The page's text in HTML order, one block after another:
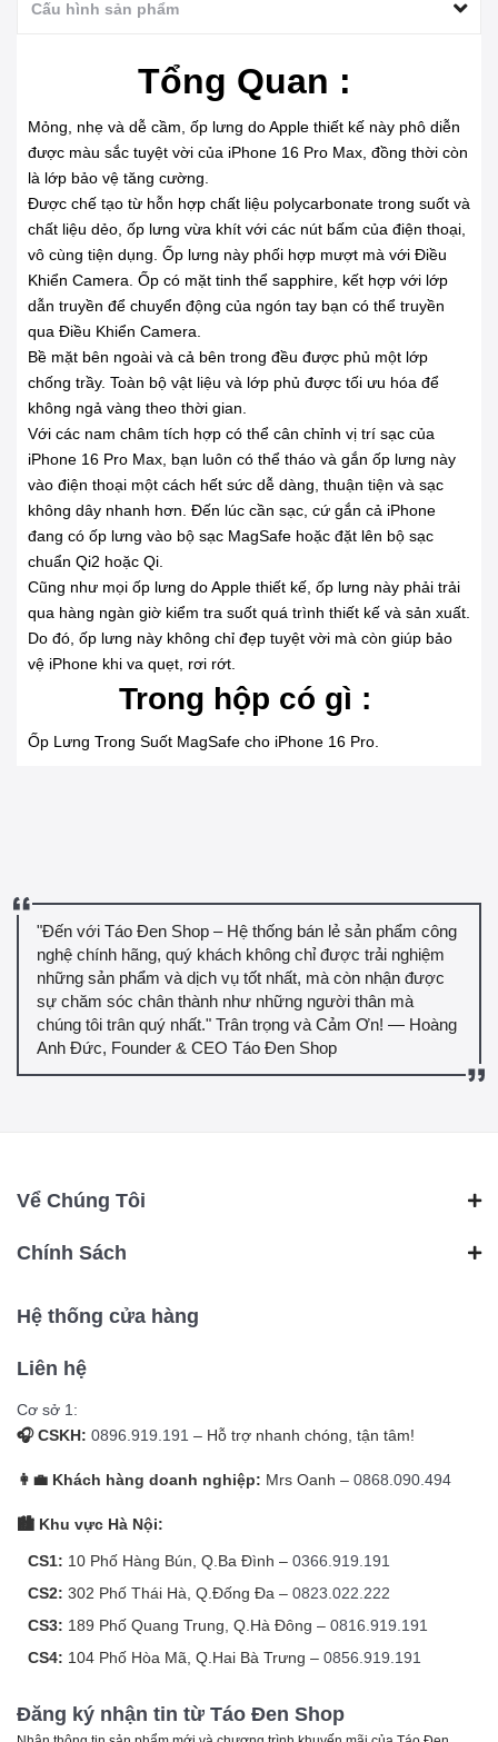
Cấu hình sản phẩm
Tổng Quan :
Mỏng, nhẹ và dễ cầm, ốp lưng do Apple thiết kế này phô diễn
được màu sắc tuyệt vời của iPhone 16 Pro Max, đồng thời còn
là lớp bảo vệ tăng cường.
Được chế tạo từ hỗn hợp chất liệu polycarbonate trong suốt và
chất liệu dẻo, ốp lưng vừa khít với các nút bấm của điện thoại,
vô cùng tiện dụng. Ốp lưng này phối hợp mượt mà với Điều
Khiển Camera. Ốp có mặt tinh thể sapphire, kết hợp với lớp
dẫn truyền để chuyển động của ngón tay bạn có thể truyền
qua Điều Khiển Camera.
Bề mặt bên ngoài và cả bên trong đều được phủ một lớp
chống trầy. Toàn bộ vật liệu và lớp phủ được tối ưu hóa để
không ngả vàng theo thời gian.
Với các nam châm tích hợp có thể cân chỉnh vị trí sạc của
iPhone 16 Pro Max, bạn luôn có thể tháo và gắn ốp lưng này
vào điện thoại một cách hết sức dễ dàng, thuận tiện và sạc
không dây nhanh hơn. Đến lúc cần sạc, cứ gắn cả iPhone
đang có ốp lưng vào bộ sạc MagSafe hoặc đặt lên bộ sạc
chuẩn Qi2 hoặc Qi.
Cũng như mọi ốp lưng do Apple thiết kế, ốp lưng này phải trải
qua hàng ngàn giờ kiểm tra suốt quá trình thiết kế và sản xuất.
Do đó, ốp lưng này không chỉ đẹp tuyệt vời mà còn giúp bảo
vệ iPhone khi va quẹt, rơi rớt.
Trong hộp có gì :
Ốp Lưng Trong Suốt MagSafe cho iPhone 16 Pro.
"Đến với Táo Đen Shop – Hệ thống bán lẻ sản phẩm công
nghệ chính hãng, quý khách không chỉ được trải nghiệm
những sản phẩm và dịch vụ tốt nhất, mà còn nhận được
sự chăm sóc chân thành như những người thân mà
chúng tôi trân quý nhất." Trân trọng và Cảm Ơn! — Hoàng
Anh Đức, Founder & CEO Táo Đen Shop
Vể Chúng Tôi
Chính Sách
Hệ thống cửa hàng
Liên hệ
Cơ sở 1:
🎧 CSKH: 0896.919.191 – Hỗ trợ nhanh chóng, tận tâm!
👩‍💼 Khách hàng doanh nghiệp: Mrs Oanh – 0868.090.494
🏙️ Khu vực Hà Nội:
CS1: 10 Phố Hàng Bún, Q.Ba Đình – 0366.919.191
CS2: 302 Phố Thái Hà, Q.Đống Đa – 0823.022.222
CS3: 189 Phố Quang Trung, Q.Hà Đông – 0816.919.191
CS4: 104 Phố Hòa Mã, Q.Hai Bà Trưng – 0856.919.191
Đăng ký nhận tin từ Táo Đen Shop